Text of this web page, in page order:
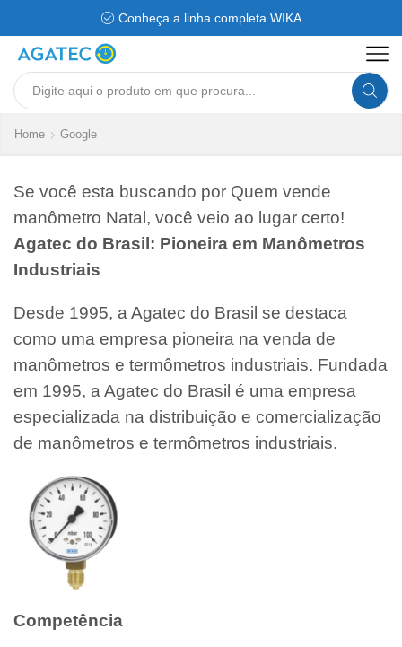
Conheça a linha completa WIKA
Search
Home Google
Se você esta buscando por Quem vende
manômetro Natal, você veio ao lugar certo!
Agatec do Brasil: Pioneira em Manômetros
Industriais
Desde 1995, a Agatec do Brasil se destaca
como uma empresa pioneira na venda de
manômetros e termômetros industriais. Fundada
em 1995, a Agatec do Brasil é uma empresa
especializada na distribuição e comercialização
de manômetros e termômetros industriais.
Competência